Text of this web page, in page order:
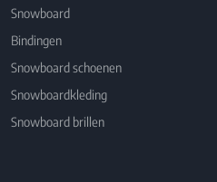
Snowboard
Bindingen
Snowboard schoenen
Snowboardkleding
Snowboard brillen